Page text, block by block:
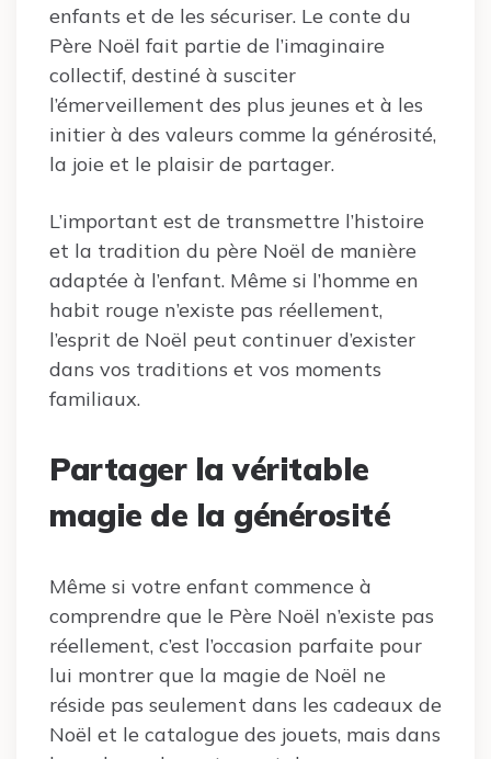
enfants et de les sécuriser. Le conte du
Père Noël fait partie de l’imaginaire
collectif, destiné à susciter
l’émerveillement des plus jeunes et à les
initier à des valeurs comme la générosité,
la joie et le plaisir de partager.
L’important est de transmettre l’histoire
et la tradition du père Noël de manière
adaptée à l’enfant. Même si l’homme en
habit rouge n’existe pas réellement,
l’esprit de Noël peut continuer d’exister
dans vos traditions et vos moments
familiaux.
Partager la véritable
magie de la générosité
Même si votre enfant commence à
comprendre que le Père Noël n’existe pas
réellement, c’est l’occasion parfaite pour
lui montrer que la magie de Noël ne
réside pas seulement dans les cadeaux de
Noël et le catalogue des jouets, mais dans